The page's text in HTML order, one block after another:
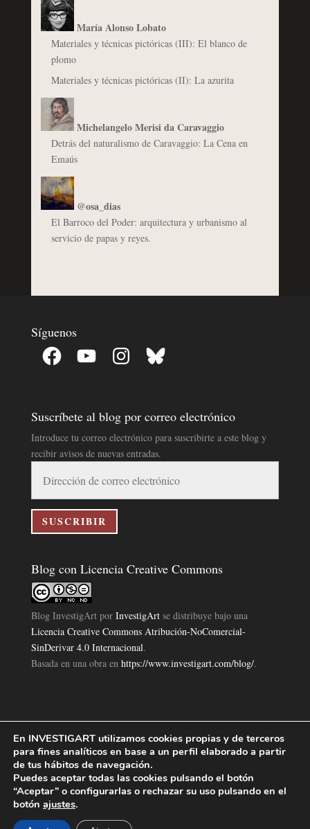
María Alonso Lobato
Materiales y técnicas pictóricas (III): El blanco de
plomo
Materiales y técnicas pictóricas (II): La azurita
Michelangelo Merisi da Caravaggio
Detrás del naturalismo de Caravaggio: La Cena en
Emaús
@osa_dias
El Barroco del Poder: arquitectura y urbanismo al
servicio de papas y reyes.
Síguenos
Facebook YouTube InstagramBluesky
Suscríbete al blog por correo electrónico
Introduce tu correo electrónico para suscribirte a este blog y
recibir avisos de nuevas entradas.
correo
electrónico
SUSCRIBIR
Blog con Licencia Creative Commons
Blog InvestigArtpor InvestigArtse distribuye bajo una
Licencia Creative Commons Atribución-NoComercial-
SinDerivar 4.0 Internacional.
Basada en una obra en https://www.investigart.com/blog/.
Política de Privacidad|Aviso Legal|Política de Cookies|
Investigart Copyright © 2019. |
En INVESTIGART utilizamos cookies propias y de terceros
para fines analíticos en base a un perfil elaborado a partir
de tus hábitos de navegación.
Puedes aceptar todas las cookies pulsando el botón
“Aceptar” o configurarlas o rechazar su uso pulsando en el
botón ajustes.